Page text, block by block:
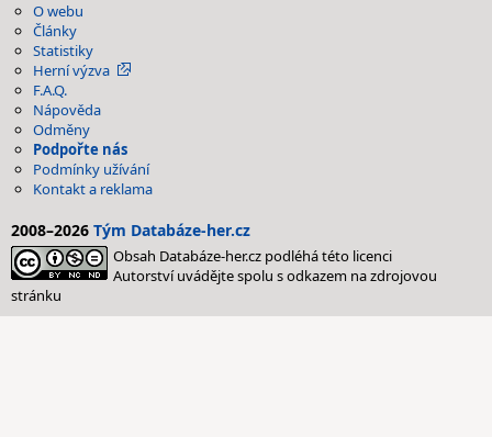
O webu
Články
Statistiky
Herní výzva
F.A.Q.
Nápověda
Odměny
Podpořte nás
Podmínky užívání
Kontakt a reklama
2008–2026 Tým Databáze-her.cz
Obsah Databáze-her.cz podléhá této licenci
Autorství uvádějte spolu s odkazem na zdrojovou
stránku